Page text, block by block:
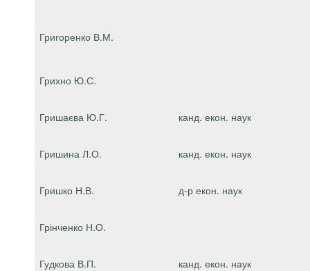
Григоренко В.М.
Грихно Ю.С.
Гришаєва Ю.Г. канд. екон. наук
Гришина Л.О. канд. екон. наук
Гришко Н.В. д-р екон. наук
Грінченко Н.О.
Гудкова В.П. канд. екон. наук